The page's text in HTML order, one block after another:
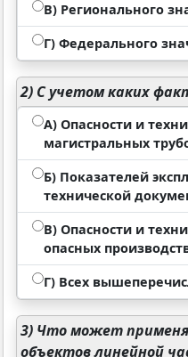
В) Регионального
Г) Федерального
2) С учетом каких
А) Опасности и
магистральных
Б) Показателей
технической
В) Опасности и
опасных
Г) Всех
3) Что может
объектов линейной